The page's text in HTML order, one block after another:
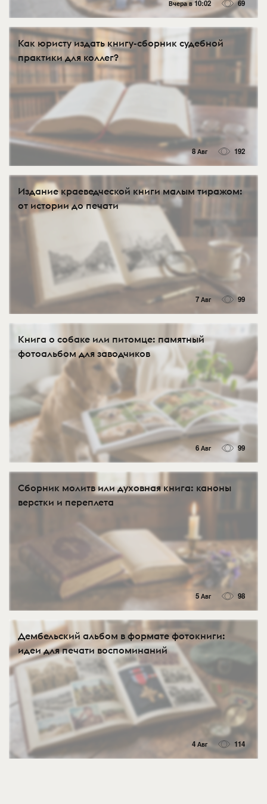
Вчера в 10:02 69
Как юристу издать книгу-сборник судебной
практики для коллег?
8 Авг 192
Издание краеведческой книги малым тиражом:
от истории до печати
7 Авг 99
Книга о собаке или питомце: памятный
фотоальбом для заводчиков
6 Авг 99
Сборник молитв или духовная книга: каноны
верстки и переплета
5 Авг 98
Дембельский альбом в формате фотокниги:
идеи для печати воспоминаний
4 Авг 114